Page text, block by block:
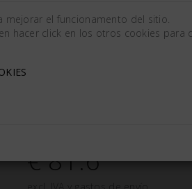
€ 81.6
mejorar el funcionamento del sitio.
hacer click en los otros cookies para